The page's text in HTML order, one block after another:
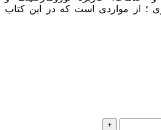
؛ از مواردی است که در این کتاب